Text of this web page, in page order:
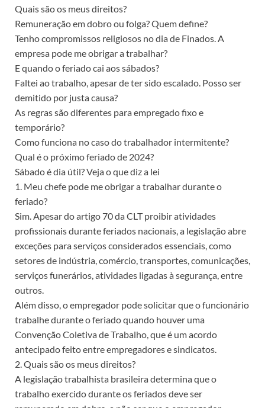
Quais são os meus direitos?
Remuneração em dobro ou folga? Quem define?
Tenho compromissos religiosos no dia de Finados. A
empresa pode me obrigar a trabalhar?
E quando o feriado cai aos sábados?
Faltei ao trabalho, apesar de ter sido escalado. Posso ser
demitido por justa causa?
As regras são diferentes para empregado fixo e
temporário?
Como funciona no caso do trabalhador intermitente?
Qual é o próximo feriado de 2024?
Sábado é dia útil? Veja o que diz a lei
1. Meu chefe pode me obrigar a trabalhar durante o
feriado?
Sim. Apesar do artigo 70 da CLT proibir atividades
profissionais durante feriados nacionais, a legislação abre
exceções para serviços considerados essenciais, como
setores de indústria, comércio, transportes, comunicações,
serviços funerários, atividades ligadas à segurança, entre
outros.
Além disso, o empregador pode solicitar que o funcionário
trabalhe durante o feriado quando houver uma
Convenção Coletiva de Trabalho, que é um acordo
antecipado feito entre empregadores e sindicatos.
2. Quais são os meus direitos?
A legislação trabalhista brasileira determina que o
trabalho exercido durante os feriados deve ser